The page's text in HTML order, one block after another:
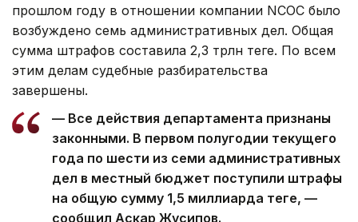
прошлом году в отношении компании NCOC было
возбуждено семь административных дел. Общая
сумма штрафов составила 2,3 трлн теңге. По всем
этим делам судебные разбирательства
завершены.
— Все действия департамента признаны
законными. В первом полугодии текущего
года по шести из семи административных
дел в местный бюджет поступили штрафы
на общую сумму 1,5 миллиарда теңге, —
сообщил Аскар Жусипов.